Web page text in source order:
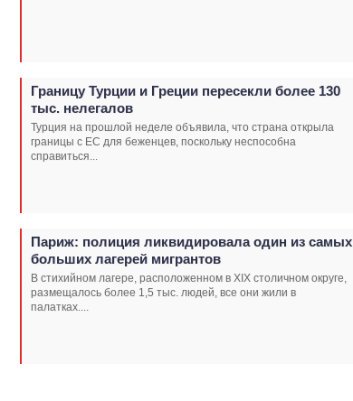
Границу Турции и Греции пересекли более 130
тыс. нелегалов
Турция на прошлой неделе объявила, что страна открыла
границы с ЕС для беженцев, поскольку неспособна
справиться...
Париж: полиция ликвидировала один из самых
больших лагерей мигрантов
В стихийном лагере, расположенном в XIX столичном округе,
размещалось более 1,5 тыс. людей, все они жили в
палатках....